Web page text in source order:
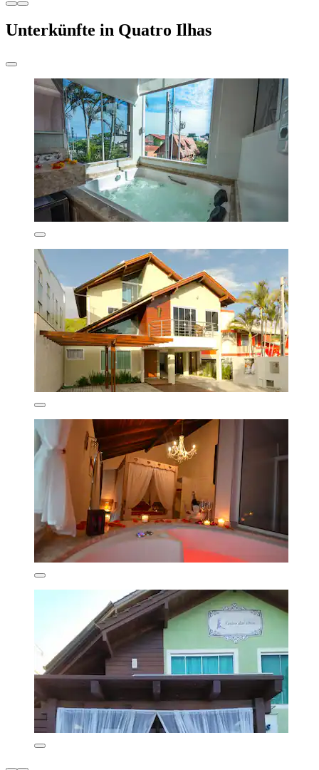
Unterkünfte in Quatro Ilhas